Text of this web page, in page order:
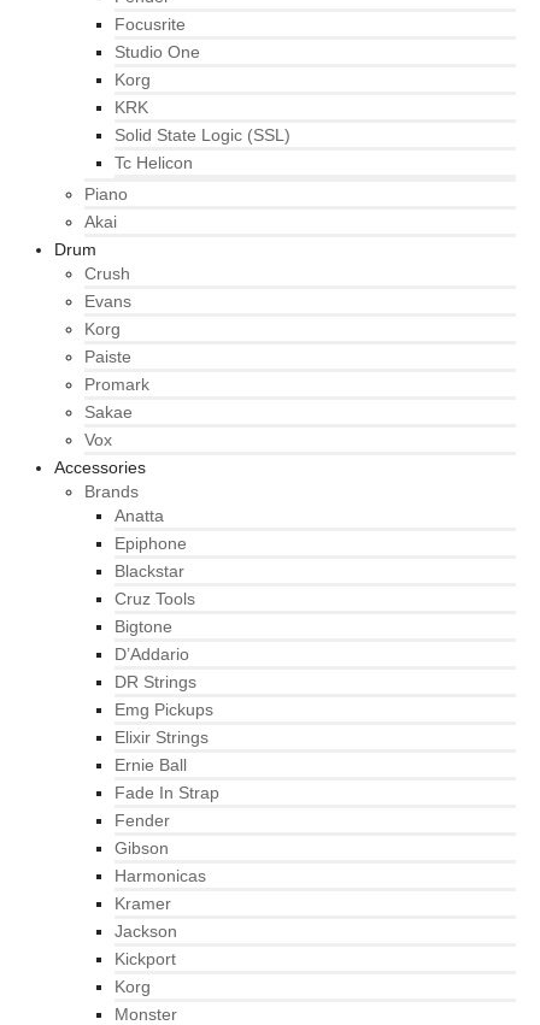
Focusrite
Studio One
Korg
KRK
Solid State Logic (SSL)
Tc Helicon
Piano
Akai
Drum
Crush
Evans
Korg
Paiste
Promark
Sakae
Vox
Accessories
Brands
Anatta
Epiphone
Blackstar
Cruz Tools
Bigtone
D’Addario
DR Strings
Emg Pickups
Elixir Strings
Ernie Ball
Fade In Strap
Fender
Gibson
Harmonicas
Kramer
Jackson
Kickport
Korg
Monster